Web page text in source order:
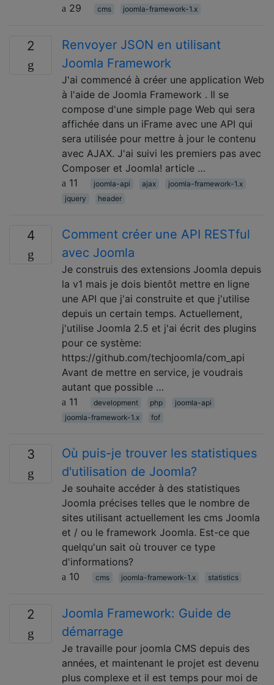
29
cms joomla-framework-1.x
2
Renvoyer JSON en utilisant
Joomla Framework
J'ai commencé à créer une application Web
à l'aide de Joomla Framework . Il se
compose d'une simple page Web qui sera
affichée dans un iFrame avec une API qui
sera utilisée pour mettre à jour le contenu
avec AJAX. J'ai suivi les premiers pas avec
Composer et Joomla! article …
11
joomla-api ajax
joomla-framework-1.x
jquery
header
4
Comment créer une API RESTful
avec Joomla
Je construis des extensions Joomla depuis
la v1 mais je dois bientôt mettre en ligne
une API que j'ai construite et que j'utilise
depuis un certain temps. Actuellement,
j'utilise Joomla 2.5 et j'ai écrit des plugins
pour ce système:
https://github.com/techjoomla/com_api
Avant de mettre en service, je voudrais
autant que possible …
11
development php
joomla-api
joomla-framework-1.x
fof
3
Où puis-je trouver les statistiques
d'utilisation de Joomla?
Je souhaite accéder à des statistiques
Joomla précises telles que le nombre de
sites utilisant actuellement les cms Joomla
et / ou le framework Joomla. Est-ce que
quelqu'un sait où trouver ce type
d'informations?
10
cms joomla-framework-1.x statistics
2
Joomla Framework: Guide de
démarrage
Je travaille pour joomla CMS depuis des
années, et maintenant le projet est devenu
plus complexe et il est temps pour moi de